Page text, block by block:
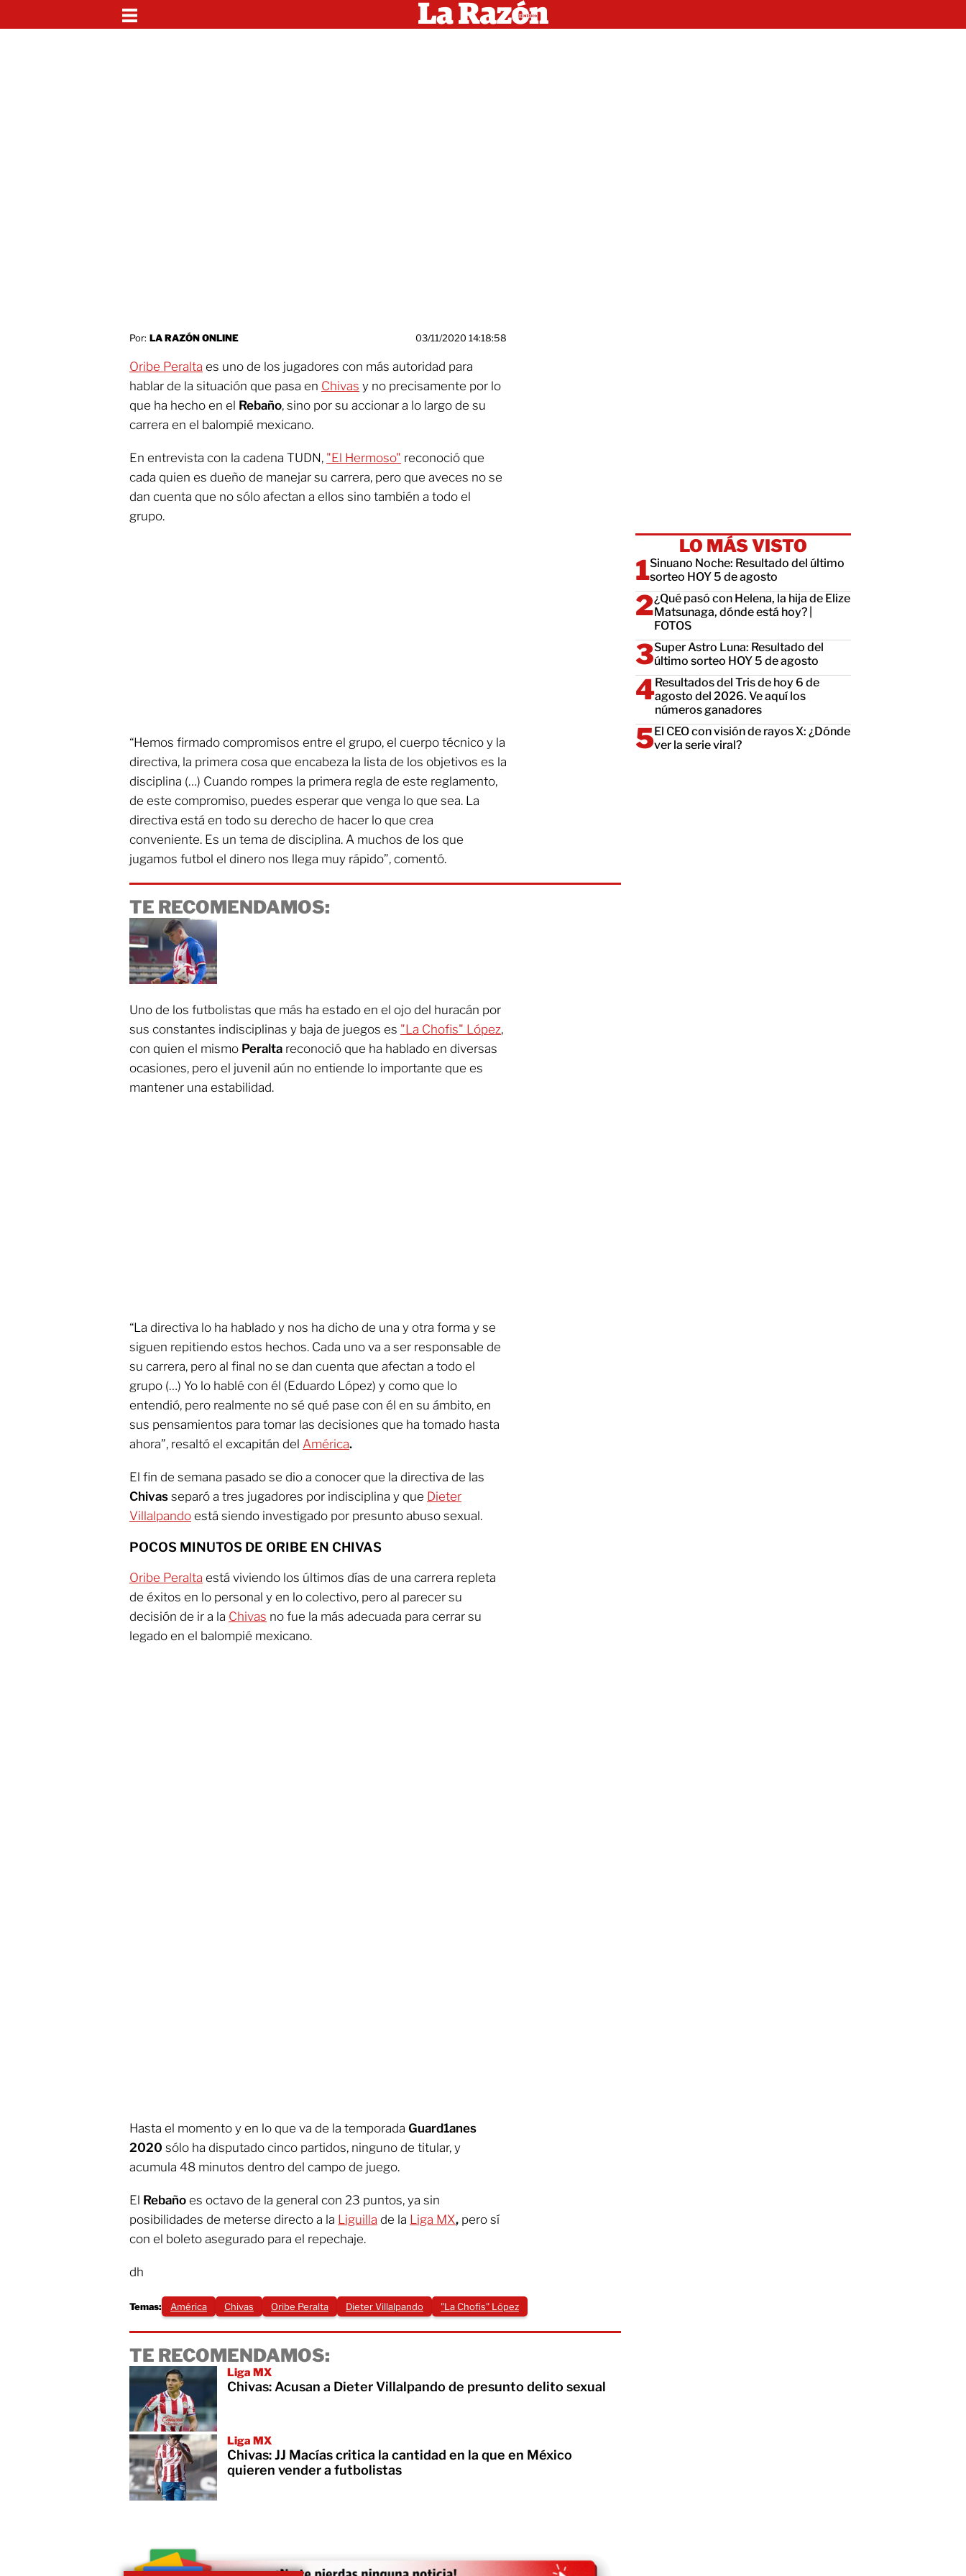
Por: LA RAZÓN ONLINE 03/11/2020 14:18:58
Oribe Peralta es uno de los jugadores con más autoridad para
hablar de la situación que pasa en Chivas y no precisamente por lo
que ha hecho en el Rebaño, sino por su accionar a lo largo de su
carrera en el balompié mexicano.
En entrevista con la cadena TUDN, "El Hermoso" reconoció que
cada quien es dueño de manejar su carrera, pero que aveces no se
dan cuenta que no sólo afectan a ellos sino también a todo el
grupo.
“Hemos firmado compromisos entre el grupo, el cuerpo técnico y la
directiva, la primera cosa que encabeza la lista de los objetivos es la
disciplina (…) Cuando rompes la primera regla de este reglamento,
de este compromiso, puedes esperar que venga lo que sea. La
directiva está en todo su derecho de hacer lo que crea
conveniente. Es un tema de disciplina. A muchos de los que
jugamos futbol el dinero nos llega muy rápido”, comentó.
TE RECOMENDAMOS:
Uno de los futbolistas que más ha estado en el ojo del huracán por
sus constantes indisciplinas y baja de juegos es "La Chofis" López,
con quien el mismo Peralta reconoció que ha hablado en diversas
ocasiones, pero el juvenil aún no entiende lo importante que es
mantener una estabilidad.
“La directiva lo ha hablado y nos ha dicho de una y otra forma y se
siguen repitiendo estos hechos. Cada uno va a ser responsable de
su carrera, pero al final no se dan cuenta que afectan a todo el
grupo (…) Yo lo hablé con él (Eduardo López) y como que lo
entendió, pero realmente no sé qué pase con él en su ámbito, en
sus pensamientos para tomar las decisiones que ha tomado hasta
ahora”, resaltó el excapitán del América.
El fin de semana pasado se dio a conocer que la directiva de las
Chivas separó a tres jugadores por indisciplina y que Dieter
Villalpando está siendo investigado por presunto abuso sexual.
​POCOS MINUTOS DE ORIBE EN CHIVAS
Oribe Peralta está viviendo los últimos días de una carrera repleta
de éxitos en lo personal y en lo colectivo, pero al parecer su
decisión de ir a la Chivas no fue la más adecuada para cerrar su
legado en el balompié mexicano.
Hasta el momento y en lo que va de la temporada Guard1anes
2020 sólo ha disputado cinco partidos, ninguno de titular, y
acumula 48 minutos dentro del campo de juego.
El Rebaño es octavo de la general con 23 puntos, ya sin
posibilidades de meterse directo a la Liguilla de la Liga MX, pero sí
con el boleto asegurado para el repechaje.
dh
Temas: América Chivas Oribe Peralta Dieter Villalpando "La Chofis" López
TE RECOMENDAMOS:
Liga MX
Chivas: Acusan a Dieter Villalpando de presunto delito sexual
Liga MX
Chivas: JJ Macías critica la cantidad en la que en México
quieren vender a futbolistas
LO MÁS VISTO
Sinuano Noche: Resultado del último
sorteo HOY 5 de agosto
¿Qué pasó con Helena, la hija de Elize
Matsunaga, dónde está hoy? |
FOTOS
Super Astro Luna: Resultado del
último sorteo HOY 5 de agosto
Resultados del Tris de hoy 6 de
agosto del 2026. Ve aquí los
números ganadores
El CEO con visión de rayos X: ¿Dónde
ver la serie viral?